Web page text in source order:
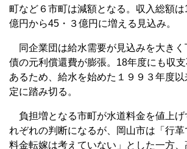
町など６市町は減額となる。収入総額は
億円から45・３億円に増える見込み。
同企業団は給水需要が見込みを大きく
債の元利償還費が膨張。18年度にも収
あるため、給水を始めた１９９３年度
定に踏み切る。
負担増となる市町が水道料金を値上げ
れぞれの判断になるが、岡山市は「行革
料金転嫁は考えていない」とした一方